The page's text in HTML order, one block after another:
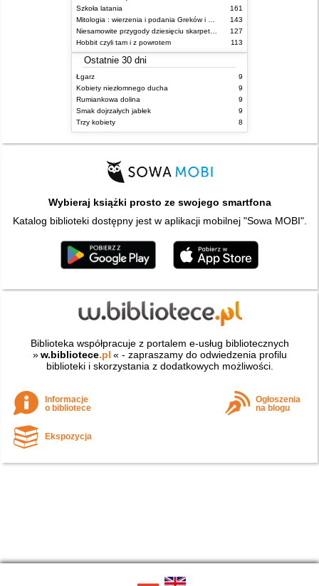
Szkoła latania
161
143
127
Hobbit czyli tam i z powrotem
113
Ostatnie 30 dni
Łgarz
9
Kobiety niezłomnego ducha
9
Rumiankowa dolina
9
Smak dojrzałych jabłek
9
Trzy kobiety
8
Wybieraj książki prosto ze swojego smartfona
Katalog biblioteki dostępny jest w aplikacji mobilnej "Sowa MOBI".
Biblioteka współpracuje z portalem e-usług bibliotecznych
» w.bibliotece.pl « - zapraszamy do odwiedzenia profilu
biblioteki i skorzystania z dodatkowych możliwości.
Informacje
o bibliotece
Ogłoszenia
na blogu
Ekspozycja